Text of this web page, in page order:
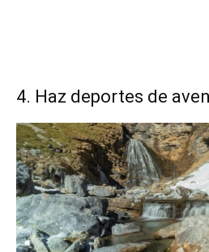
4. Haz deportes de